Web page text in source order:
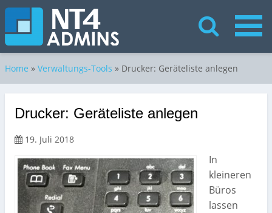
Home » Verwaltungs-Tools » Drucker: Geräteliste anlegen
Drucker: Geräteliste anlegen
19. Juli 2018
In
kleineren
Büros
lassen